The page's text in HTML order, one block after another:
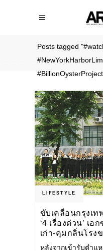
Posts tagged
LIFESTYLE
ขับเคลื่อนกรุงเท
‘4 เรื่องด่วน’ เอ
เก่า-คุมกลิ่นโรง
หลังจากเข้ารับตำแ